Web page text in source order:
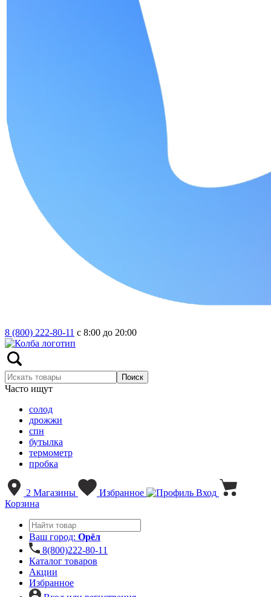
8 (800) 222-80-11 с 8:00 до 20:00
Часто ищут
солод
дрожжи
спн
бутылка
термометр
пробка
2 Магазины Избранное
Вход
Корзина
Ваш город: Орёл
8(800)222-80-11
Каталог товаров
Акции
Избранное